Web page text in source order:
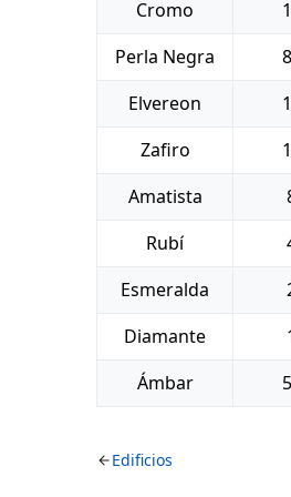
Cromo
Perla Negra
Elvereon
Zafiro
Amatista
Rubí
Esmeralda
Diamante
Ámbar
Edificios